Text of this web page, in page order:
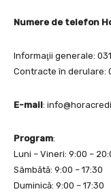
Numere de telefon
Informaţii generale:
Contracte în derulare:
E-mail:
Program:
Luni – Vineri: 9:00 –
Sâmbătă: 9:00 – 17:30
Duminică: 9:00 – 17:30